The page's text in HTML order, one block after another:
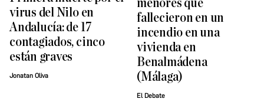
virus del Nilo en
Andalucía: de 17
contagiados, cinco
están graves
Jonatan Oliva
menores que
fallecieron en un
incendio en una
vivienda en
Benalmádena
(Málaga)
El Debate